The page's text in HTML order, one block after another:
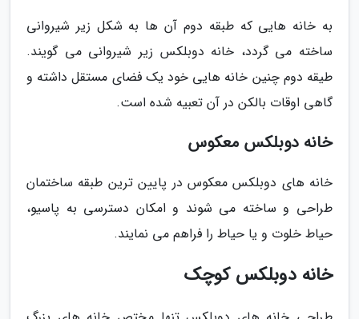
به خانه هایی که طبقه دوم آن ها به شکل زیر شیروانی
ساخته می گردد، خانه دوبلکس زیر شیروانی می گویند.
طیقه دوم چنین خانه هایی خود یک فضای مستقل داشته و
گاهی اوقات بالکن در آن تعبیه شده است.
خانه دوبلکس معکوس
خانه های دوبلکس معکوس در پایین ترین طبقه ساختمان
طراحی و ساخته می شوند و امکان دسترسی به پاسیو،
حیاط خلوت و یا حیاط را فراهم می نمایند.
خانه دوبلکس کوچک